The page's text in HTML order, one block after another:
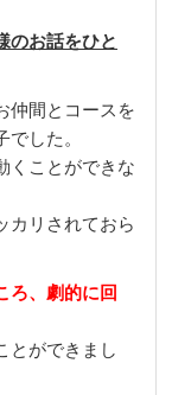
のお話をひと
仲間とコースを
した。
くことができな
カリされておら
ろ、劇的に回
とができまし